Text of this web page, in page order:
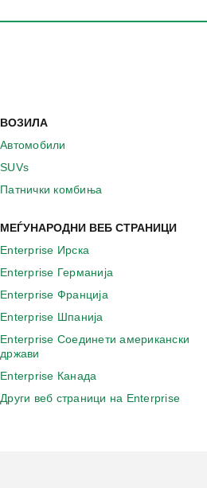
ВОЗИЛА
Автомобили
SUVs
Патнички комбиња
МЕЃУНАРОДНИ ВЕБ СТРАНИЦИ
Enterprise Ирска
Enterprise Германија
Enterprise Франција
Enterprise Шпанија
Enterprise Соединети американски
држави
Enterprise Канада
Други веб страници на Enterprise